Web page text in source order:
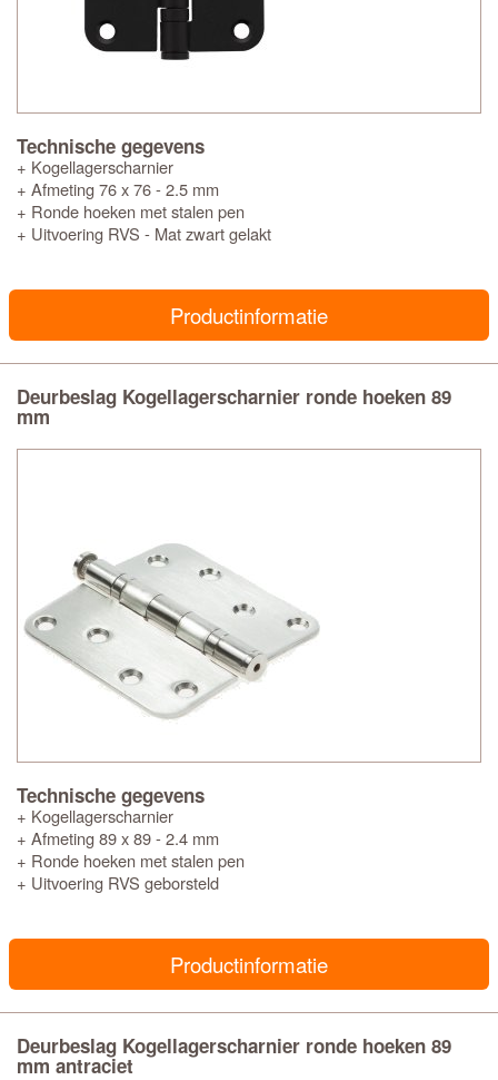
Technische gegevens
+ Kogellagerscharnier
+ Afmeting 76 x 76 - 2.5 mm
+ Ronde hoeken met stalen pen
+ Uitvoering RVS - Mat zwart gelakt
Productinformatie
Deurbeslag Kogellagerscharnier ronde hoeken 89
mm
Technische gegevens
+ Kogellagerscharnier
+ Afmeting 89 x 89 - 2.4 mm
+ Ronde hoeken met stalen pen
+ Uitvoering RVS geborsteld
Productinformatie
Deurbeslag Kogellagerscharnier ronde hoeken 89
mm antraciet